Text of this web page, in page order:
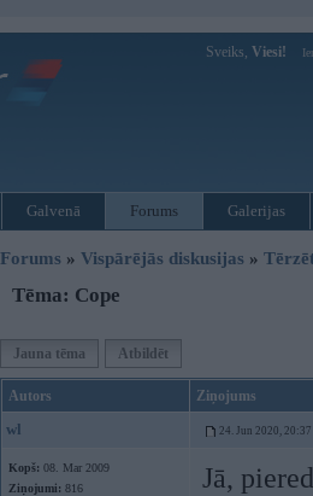
Sveiks, Viesi!
Galvenā Forums Galerijas
Forums » Vispārējās diskusijas »
Tēma: Cope
Jauna tēma Atbildēt
Autors Ziņojums
wl 24. Jun 2020, 20:37
Kopš: 08. Mar 2009
Ziņojumi: 816
Jā,